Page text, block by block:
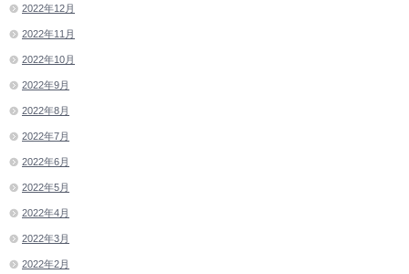
2022年12月
2022年11月
2022年10月
2022年9月
2022年8月
2022年7月
2022年6月
2022年5月
2022年4月
2022年3月
2022年2月